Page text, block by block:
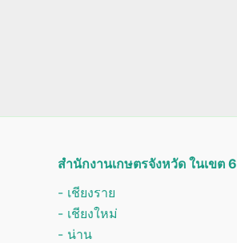
สำนักงานเกษตรจังหวัด ในเขต 6
- เชียงราย
- เชียงใหม่
- น่าน